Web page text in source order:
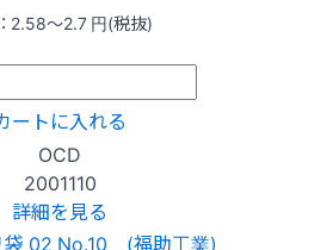
2.58〜2.7 円(税抜)
ートに入れる
OCD
2001110
詳細を見る